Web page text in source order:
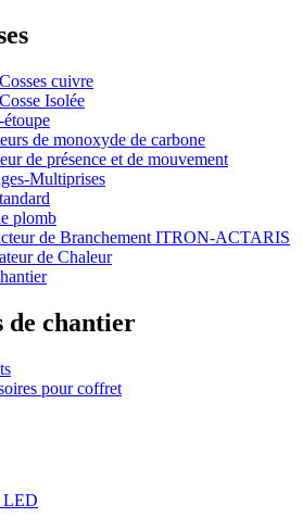
Cosses cuivre
Cosse Isolée
étoupe
de monoxyde de carbone
de présence et de mouvement
Multiprises
plomb
de Branchement ITRON-ACTARIS
de Chaleur
de chantier
pour coffret
LED